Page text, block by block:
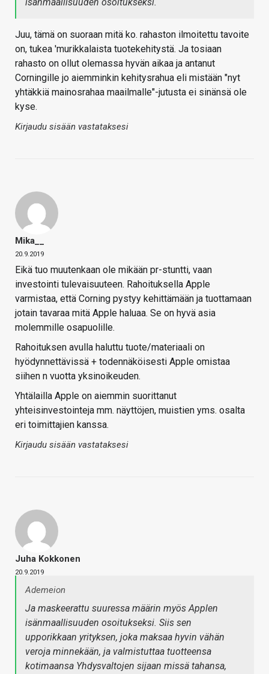
isänmaallisuuden osoitukseksi.
Juu, tämä on suoraan mitä ko. rahaston ilmoitettu tavoite
on, tukea 'murikkalaista tuotekehitystä. Ja tosiaan
rahasto on ollut olemassa hyvän aikaa ja antanut
Corningille jo aiemminkin kehitysrahua eli mistään "nyt
yhtäkkiä mainosrahaa maailmalle"-jutusta ei sinänsä ole
kyse.
Kirjaudu sisään vastataksesi
Mika__
20.9.2019
Eikä tuo muutenkaan ole mikään pr-stuntti, vaan
investointi tulevaisuuteen. Rahoituksella Apple
varmistaa, että Corning pystyy kehittämään ja tuottamaan
jotain tavaraa mitä Apple haluaa. Se on hyvä asia
molemmille osapuolille.
Rahoituksen avulla haluttu tuote/materiaali on
hyödynnettävissä + todennäköisesti Apple omistaa
siihen n vuotta yksinoikeuden.
Yhtälailla Apple on aiemmin suorittanut
yhteisinvestointeja mm. näyttöjen, muistien yms. osalta
eri toimittajien kanssa.
Kirjaudu sisään vastataksesi
Juha Kokkonen
20.9.2019
Ademeion
Ja maskeerattu suuressa määrin myös Applen
isänmaallisuuden osoitukseksi. Siis sen
upporikkaan yrityksen, joka maksaa hyvin vähän
veroja minnekään, ja valmistuttaa tuotteensa
kotimaansa Yhdysvaltojen sijaan missä tahansa,